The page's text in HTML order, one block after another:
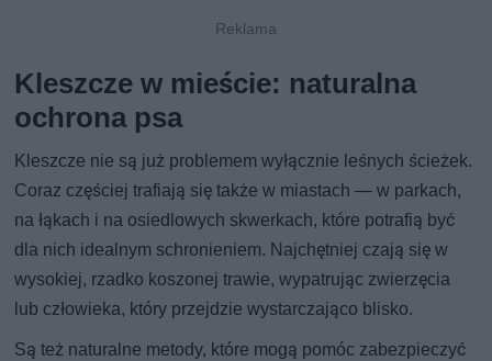
Kleszcze w mieście: naturalna
ochrona psa
Kleszcze nie są już problemem wyłącznie leśnych ścieżek.
Coraz częściej trafiają się także w miastach — w parkach,
na łąkach i na osiedlowych skwerkach, które potrafią być
dla nich idealnym schronieniem. Najchętniej czają się w
wysokiej, rzadko koszonej trawie, wypatrując zwierzęcia
lub człowieka, który przejdzie wystarczająco blisko.
Są też naturalne metody, które mogą pomóc zabezpieczyć